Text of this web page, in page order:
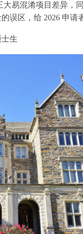
易混淆项目差异，
误区，给 2026 申请
生